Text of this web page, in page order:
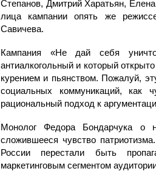
Степанов, Дмитрий Харатьян,
лица кампании опять же
Савичева.
Кампания «Не дай себя
антиалкогольный и который
курением и пьянством. Пожалуй,
социальных коммуникаций, как
рациональный подход к
Монолог Федора Бондарчука о
сложившееся чувство
России перестали быть
маркетинговым сегментом